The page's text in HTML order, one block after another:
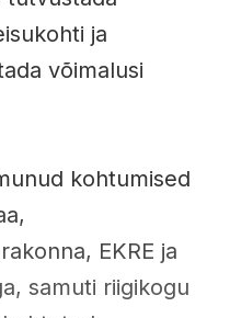
ja
võimalusi
kohtumised
EKRE ja
samuti riigikogu